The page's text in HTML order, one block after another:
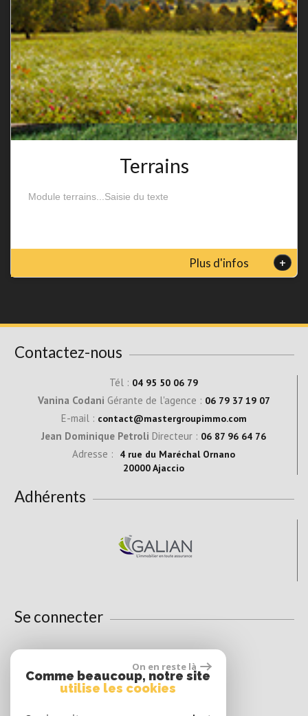
Terrains
Module terrains...Saisie du texte
Plus d'infos +
Contactez-nous
Tél : 04 95 50 06 79
Vanina Codani Gérante de l'agence : 06 79 37 19 07
E-mail : contact@mastergroupimmo.com
Jean Dominique Petroli Directeur : 06 87 96 64 76
Adresse :
4 rue du Maréchal Ornano
20000 Ajaccio
Adhérents
Se connecter
Espace propriétaire
On en reste là
Comme beaucoup, notre site
utilise les cookies